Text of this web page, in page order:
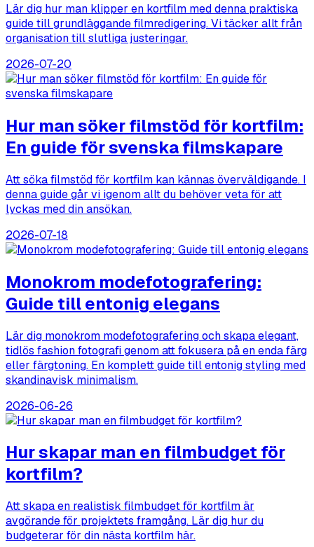
Lär dig hur man klipper en kortfilm med denna praktiska
guide till grundläggande filmredigering. Vi täcker allt från
organisation till slutliga justeringar.
2026-07-20
Hur man söker filmstöd för kortfilm:
En guide för svenska filmskapare
Att söka filmstöd för kortfilm kan kännas överväldigande. I
denna guide går vi igenom allt du behöver veta för att
lyckas med din ansökan.
2026-07-18
Monokrom modefotografering:
Guide till entonig elegans
Lär dig monokrom modefotografering och skapa elegant,
tidlös fashion fotografi genom att fokusera på en enda färg
eller färgtoning. En komplett guide till entonig styling med
skandinavisk minimalism.
2026-06-26
Hur skapar man en filmbudget för
kortfilm?
Att skapa en realistisk filmbudget för kortfilm är
avgörande för projektets framgång. Lär dig hur du
budgeterar för din nästa kortfilm här.